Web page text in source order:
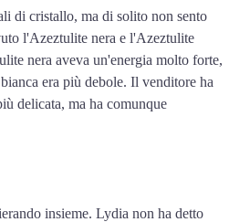
di cristallo, ma di solito non sento
l'Azeztulite nera e l'Azeztulite
nera aveva un'energia molto forte,
era più debole. Il venditore ha
delicata, ma ha comunque
insieme. Lydia non ha detto